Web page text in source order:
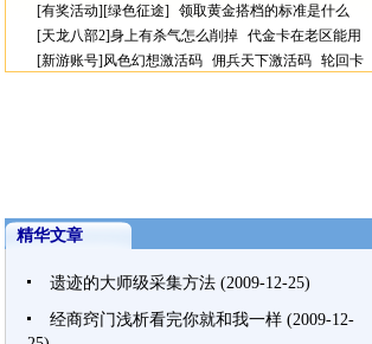
[有奖活动][绿色征途] 领取黄金搭档的标准是什么
[天龙八部2]身上有杀气怎么削掉 代金卡在老区能用
[新游账号]风色幻想激活码 佣兵天下激活码 轮回卡
精华文章
遗迹的大师级采集方法 (2009-12-25)
经商窍门浅析看完你就和我一样 (2009-12-